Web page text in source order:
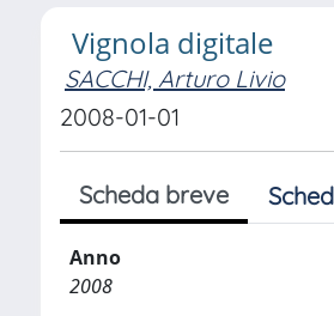
Vignola digitale
SACCHI, Arturo Livio
2008-01-01
Scheda breve
Anno
2008